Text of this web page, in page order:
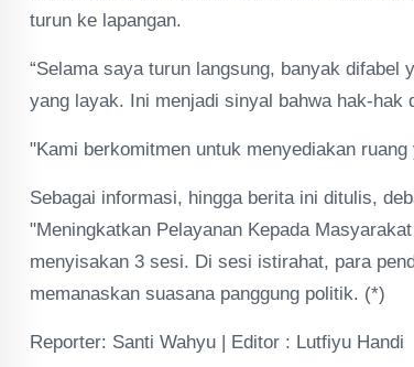
turun ke lapangan.
“Selama saya turun langsung, banyak difabel
yang layak. Ini menjadi sinyal bahwa hak-hak
"Kami berkomitmen untuk menyediakan
Sebagai informasi, hingga berita ini ditulis,
"Meningkatkan Pelayanan Kepada
menyisakan 3 sesi. Di sesi istirahat, para
memanaskan suasana panggung politik. (*)
Reporter: Santi Wahyu | Editor : Lutfiyu Handi